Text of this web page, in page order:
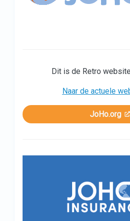
Dit is de Retro
Naar de actuele
JoHo.org